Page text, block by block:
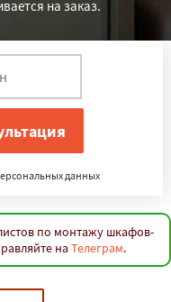
на заказ.
данных
по монтажу шкафов-
на Телеграм.